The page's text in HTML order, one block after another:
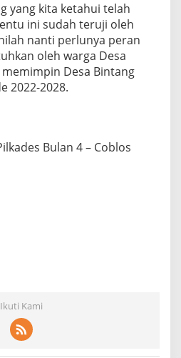
yang kita ketahui telah
ini sudah teruji oleh
nanti perlunya peran
oleh warga Desa
Desa Bintang
2022-2028.
Bulan 4 – Coblos
Ikuti Kami